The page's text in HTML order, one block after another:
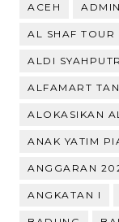
ACEH
AL SHAF TOUR
ALDI
ALFAMART
ALOKASIKAN
ANAK YATIM
ANGGARAN
ANGKATAN I